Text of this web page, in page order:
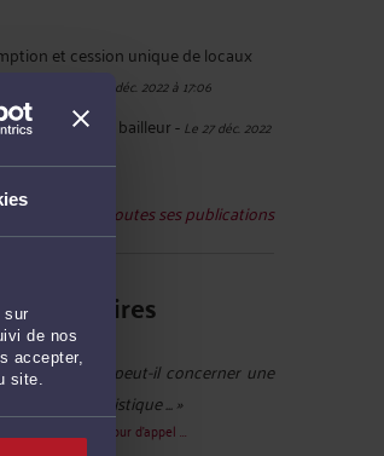
sur
de nos
accepter,
site.
et cession unique de locaux
Le 30 déc. 2022 à 17:06
de repentir du bailleur-Le 27 déc. 2022
Voir toutes ses publications
: « cet arrêt peut-il concerner une
résidence touristique ... »
L’arrêt de la cour d’appel ...